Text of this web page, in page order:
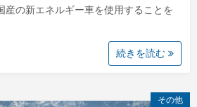
産の新エネルギー車を使用することを
続きを読む
その他